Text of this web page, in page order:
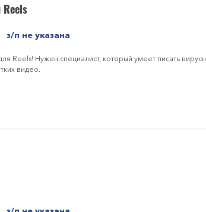
з/п не указана
Reels! Нужен специалист, который умеет писать
видео.